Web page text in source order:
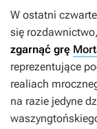
W ostatni
się
zgarnąć grę
reprezentujące
realiach
na razie jedyne